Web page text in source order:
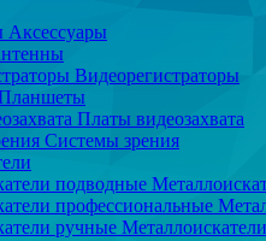
Аксессуары
Видеорегистраторы
Платы видеозахвата
Системы зрения